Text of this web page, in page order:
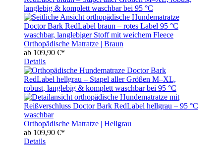
Orthopädische Matratze | Braun
ab 109,90 €*
Details
Orthopädische Matratze | Hellgrau
ab 109,90 €*
Details